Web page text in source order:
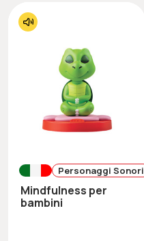
Personaggi Sonori
Mindfulness per
bambini